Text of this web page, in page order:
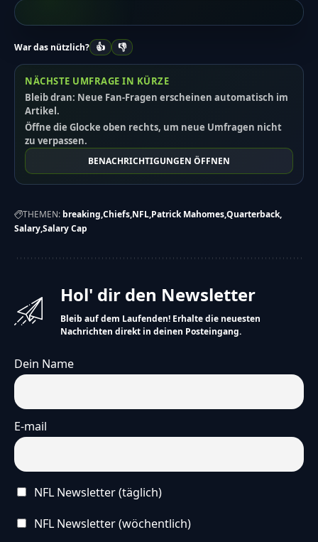
War das nützlich? 👍 👎
NÄCHSTE UMFRAGE IN KÜRZE
Bleib dran: Neue Fan-Fragen erscheinen automatisch im
Artikel.
Öffne die Glocke oben rechts, um neue Umfragen nicht
zu verpassen.
BENACHRICHTIGUNGEN ÖFFNEN
THEMEN: breaking Chiefs NFL Patrick MahomesQuarterback
SalarySalary Cap
Hol' dir den Newsletter
Bleib auf dem Laufenden! Erhalte die neuesten
Nachrichten direkt in deinen Posteingang.
Dein Name
E-mail
NFL Newsletter (täglich)
NFL Newsletter (wöchentlich)